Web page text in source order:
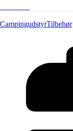
CampingudstyrTilbehør